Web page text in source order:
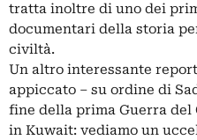
tratta inoltre di uno dei
documentari della storia
civiltà.
Un altro interessante
appiccato – su ordine di
fine della prima Guerra
in Kuwait: vediamo un